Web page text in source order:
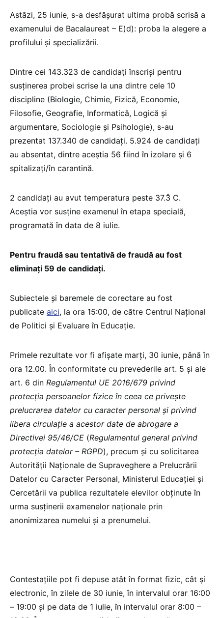
Astăzi, 25 iunie, s-a desfășurat ultima probă scrisă a
examenului de Bacalaureat – E)d): proba la alegere a
profilului și specializării.
Dintre cei 143.323 de candidați înscriși pentru
susținerea probei scrise la una dintre cele 10
discipline (Biologie, Chimie, Fizică, Economie,
Filosofie, Geografie, Informatică, Logică și
argumentare, Sociologie și Psihologie), s-au
prezentat 137.340 de candidați. 5.924 de candidați
au absentat, dintre aceștia 56 fiind în izolare și 6
spitalizați/în carantină.
2 candidați au avut temperatura peste 37.3̊ C.
Aceștia vor susține examenul în etapa specială,
programată în data de 8 iulie.
Pentru fraudă sau tentativă de fraudă au fost
eliminați 59 de candidați.
Subiectele și baremele de corectare au fost
publicate aici, la ora 15:00, de către Centrul Național
de Politici și Evaluare în Educație.
Primele rezultate vor fi afișate marți, 30 iunie, până în
ora 12.00. În conformitate cu prevederile art. 5 și ale
art. 6 din Regulamentul UE 2016/679 privind
protecția persoanelor fizice în ceea ce privește
prelucrarea datelor cu caracter personal și privind
libera circulație a acestor date de abrogare a
Directivei 95/46/CE (Regulamentul general privind
protecția datelor – RGPD), precum și cu solicitarea
Autorității Naționale de Supraveghere a Prelucrării
Datelor cu Caracter Personal, Ministerul Educației și
Cercetării va publica rezultatele elevilor obținute în
urma susținerii examenelor naționale prin
anonimizarea numelui și a prenumelui.
Contestațiile pot fi depuse atât în format fizic, cât și
electronic, în zilele de 30 iunie, în intervalul orar 16:00
– 19:00 și pe data de 1 iulie, în intervalul orar 8:00 –